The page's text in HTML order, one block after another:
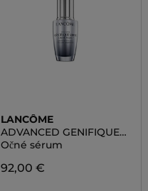
LANCÔME
ADVANCED GENIFIQUE
YEUX LIGHT PEARL
SERUM
Očné sérum
92,00 €